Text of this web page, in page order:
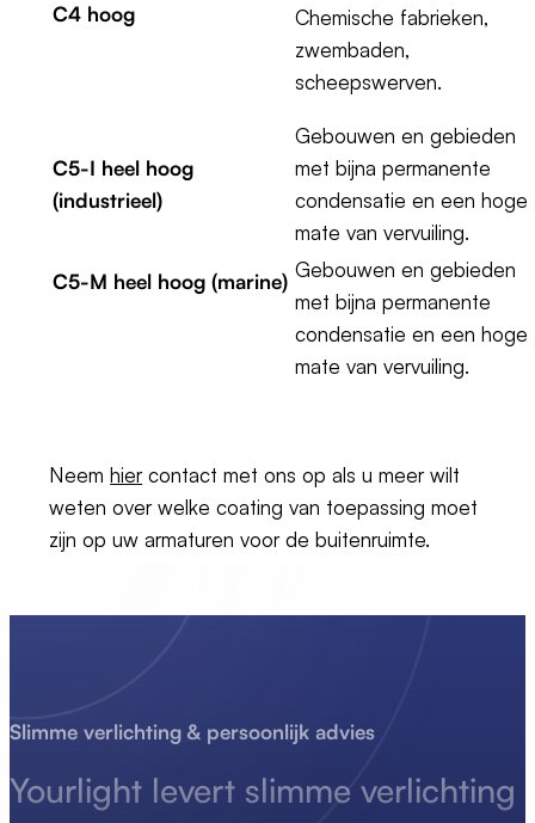
C4 hoog
Chemische fabrieken,
zwembaden,
scheepswerven.
C5-I heel hoog
(industrieel)
Gebouwen en gebieden
met bijna permanente
condensatie en een hoge
mate van vervuiling.
C5-M heel hoog (marine) Gebouwen en gebieden
met bijna permanente
condensatie en een hoge
mate van vervuiling.
Neemhiercontact met ons op als u meer wilt
weten over welke coating van toepassing moet
zijn op uw armaturen voor de buitenruimte.
Slimme verlichting & persoonlijk advies
Yourlight levert slimme verlichting